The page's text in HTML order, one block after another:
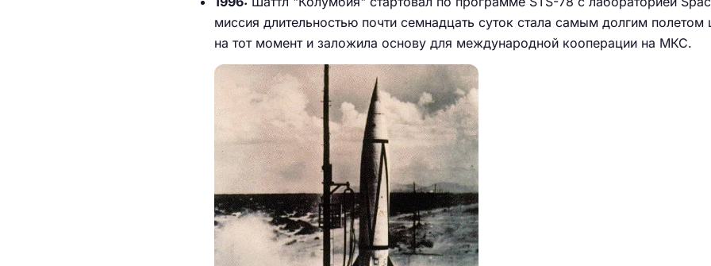
миссия длительностью почти семнадцать суток стала самым долгим полетом
на тот момент и заложила основу для международной кооперации на МКС.